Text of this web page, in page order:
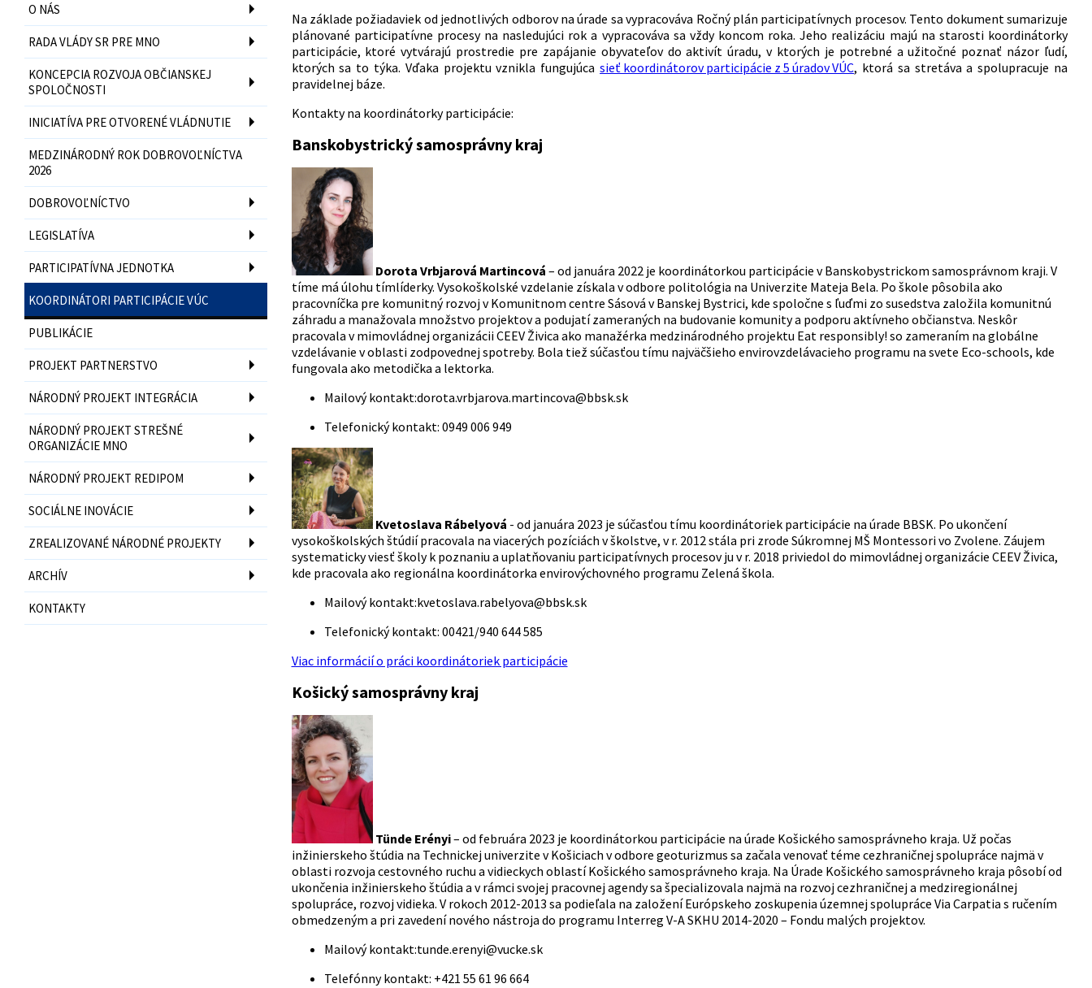
O NÁS
RADA VLÁDY SR PRE MNO
KONCEPCIA ROZVOJA OBČIANSKEJ
SPOLOČNOSTI
INICIATÍVA PRE OTVORENÉ VLÁDNUTIE
MEDZINÁRODNÝ ROK DOBROVOĽNÍCTVA
2026
DOBROVOĽNÍCTVO
LEGISLATÍVA
PARTICIPATÍVNA JEDNOTKA
KOORDINÁTORI PARTICIPÁCIE VÚC
PUBLIKÁCIE
PROJEKT PARTNERSTVO
NÁRODNÝ PROJEKT INTEGRÁCIA
NÁRODNÝ PROJEKT STREŠNÉ
ORGANIZÁCIE MNO
NÁRODNÝ PROJEKT REDIPOM
SOCIÁLNE INOVÁCIE
ZREALIZOVANÉ NÁRODNÉ PROJEKTY
ARCHÍV
KONTAKTY
Na základe požiadaviek od jednotlivých odborov na úrade sa vypracováva Ročný plán participatívnych procesov. Tento dokument sumarizuje
plánované participatívne procesy na nasledujúci rok a vypracováva sa vždy koncom roka. Jeho realizáciu majú na starosti koordinátorky
participácie, ktoré vytvárajú prostredie pre zapájanie obyvateľov do aktivít úradu, v ktorých je potrebné a užitočné poznať názor ľudí,
ktorých sa to týka. Vďaka projektu vznikla fungujúcasieť koordinátorov participácie z 5 úradov VÚC, ktorá sa stretáva a spolupracuje na
pravidelnej báze.
Kontakty na koordinátorky participácie:
Banskobystrický samosprávny kraj
Dorota Vrbjarová Martincová – od januára 2022 je koordinátorkou participácie v Banskobystrickom samosprávnom kraji. V
tíme má úlohu tímlíderky. Vysokoškolské vzdelanie získala v odbore politológia na Univerzite Mateja Bela. Po škole pôsobila ako
pracovníčka pre komunitný rozvoj v Komunitnom centre Sásová v Banskej Bystrici, kde spoločne s ľuďmi zo susedstva založila komunitnú
záhradu a manažovala množstvo projektov a podujatí zameraných na budovanie komunity a podporu aktívneho občianstva. Neskôr
pracovala v mimovládnej organizácii CEEV Živica ako manažérka medzinárodného projektu Eat responsibly! so zameraním na globálne
vzdelávanie v oblasti zodpovednej spotreby. Bola tiež súčasťou tímu najväčšieho envirovzdelávacieho programu na svete Eco-schools, kde
fungovala ako metodička a lektorka.
Mailový kontakt:dorota.vrbjarova.martincova@bbsk.sk
Telefonický kontakt: 0949 006 949
Kvetoslava Rábelyová - od januára 2023 je súčasťou tímu koordinátoriek participácie na úrade BBSK. Po ukončení
vysokoškolských štúdií pracovala na viacerých pozíciách v školstve, v r. 2012 stála pri zrode Súkromnej MŠ Montessori vo Zvolene. Záujem
systematicky viesť školy k poznaniu a uplatňovaniu participatívnych procesov ju v r. 2018 priviedol do mimovládnej organizácie CEEV Živica,
kde pracovala ako regionálna koordinátorka envirovýchovného programu Zelená škola.
Mailový kontakt:kvetoslava.rabelyova@bbsk.sk
Telefonický kontakt: 00421/940 644 585
Viac informácií o práci koordinátoriek participácie
Košický samosprávny kraj
Tünde Erényi– od februára 2023 je koordinátorkou participácie na úrade Košického samosprávneho kraja. Už počas
inžinierskeho štúdia na Technickej univerzite v Košiciach v odbore geoturizmus sa začala venovať téme cezhraničnej spolupráce najmä v
oblasti rozvoja cestovného ruchu a vidieckych oblastí Košického samosprávneho kraja. Na Úrade Košického samosprávneho kraja pôsobí od
ukončenia inžinierskeho štúdia a v rámci svojej pracovnej agendy sa špecializovala najmä na rozvoj cezhraničnej a medziregionálnej
spolupráce, rozvoj vidieka. V rokoch 2012-2013 sa podieľala na založení Európskeho zoskupenia územnej spolupráce Via Carpatia s ručením
obmedzeným a pri zavedení nového nástroja do programu Interreg V-A SKHU 2014-2020 – Fondu malých projektov.
Mailový kontakt:tunde.erenyi@vucke.sk
Telefónny kontakt: +421 55 61 96 664